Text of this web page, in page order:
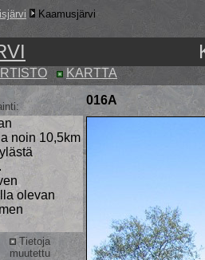
Kaamusjärvi
KARTTA
016A
noin 10,5km
olevan
Tietoja
muutettu